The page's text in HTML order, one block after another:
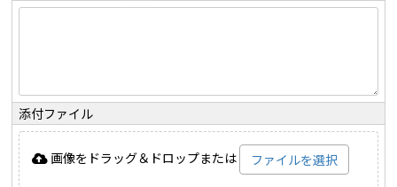
添付ファイル
画像をドラッグ＆ドロップまたは ファイルを選択